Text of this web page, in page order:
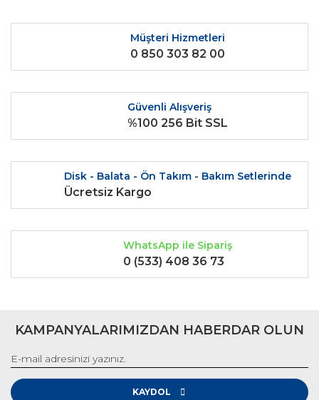
Gönder
Müşteri Hizmetleri
0 850 303 82 00
Güvenli Alışveriş
%100 256 Bit SSL
Disk - Balata - Ön Takım - Bakım Setlerinde
Ücretsiz Kargo
WhatsApp ile Sipariş
0 (533) 408 36 73
KAMPANYALARIMIZDAN HABERDAR OLUN
KAYDOL